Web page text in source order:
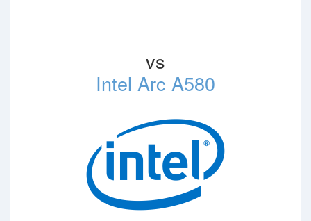
vs
Intel Arc A580